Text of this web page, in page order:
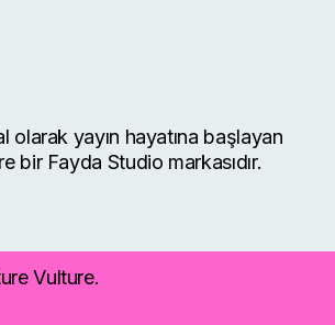
olarak yayın hayatına başlayan
bir Fayda Studio markasıdır.
Vulture.